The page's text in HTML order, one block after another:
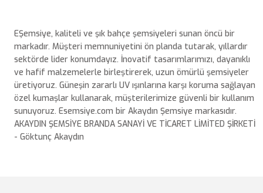
EŞemsiye, kaliteli ve şık bahçe şemsiyeleri sunan öncü bir
markadır. Müşteri memnuniyetini ön planda tutarak, yıllardır
sektörde lider konumdayız. İnovatif tasarımlarımızı, dayanıklı
ve hafif malzemelerle birleştirerek, uzun ömürlü şemsiyeler
üretiyoruz. Güneşin zararlı UV ışınlarına karşı koruma sağlayan
özel kumaşlar kullanarak, müşterilerimize güvenli bir kullanım
sunuyoruz. Esemsiye.com bir Akaydın Şemsiye markasıdır.
AKAYDIN ŞEMSİYE BRANDA SANAYİ VE TİCARET LİMİTED ŞİRKETİ
- Göktunç Akaydın